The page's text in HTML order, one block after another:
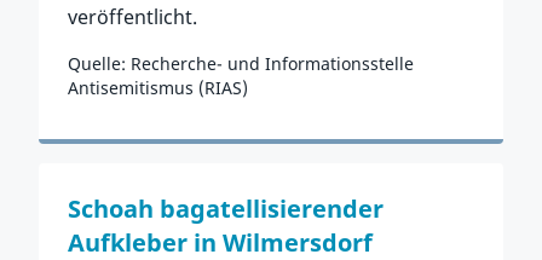
veröffentlicht.
Quelle: Recherche- und Informationsstelle
Antisemitismus (RIAS)
Zum Vorfall
Schoah bagatellisierender
Aufkleber in Wilmersdorf